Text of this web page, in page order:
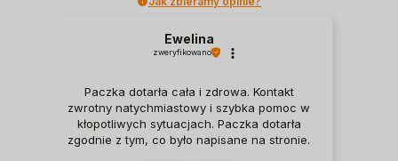
Ewelina
zweryfikowano
Paczka dotarła cała i zdrowa. Kontakt
zwrotny natychmiastowy i szybka pomoc w
kłopotliwych sytuacjach. Paczka dotarła
zgodnie z tym, co było napisane na stronie.